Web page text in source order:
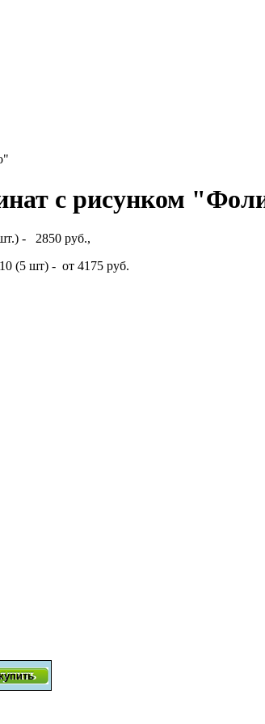
с рисунком
- 2850 руб.,
(5 шт) - от 4175 руб.